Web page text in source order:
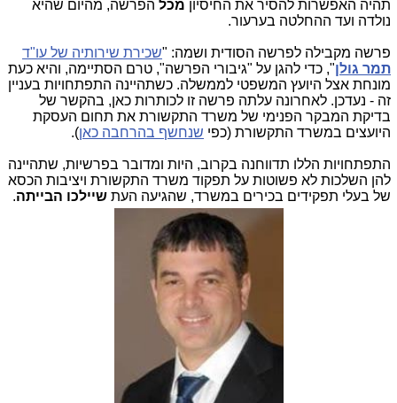
תהיה האפשרות להסיר את החיסיון מכל הפרשה, מהיום שהיא
נולדה ועד ההחלטה בערעור.
פרשה מקבילה לפרשה הסודית ושמה: "שכירת שירותיה של עו"ד
תמר גולן", כדי להגן על "גיבורי הפרשה", טרם הסתיימה, והיא כעת
מונחת אצל היועץ המשפטי לממשלה. כשתהיינה התפתחויות בעניין
זה - נעדכן. לאחרונה עלתה פרשה זו לכותרות כאן, בהקשר של
בדיקת המבקר הפנימי של משרד התקשורת את תחום העסקת
היועצים במשרד התקשורת (כפי שנחשף בהרחבה כאן).
התפתחויות הללו תדווחנה בקרוב, היות ומדובר בפרשיות, שתהיינה
להן השלכות לא פשוטות על תפקוד משרד התקשורת ויציבות הכסא
של בעלי תפקידים בכירים במשרד, שהגיעה העת שיילכו הבייתה.